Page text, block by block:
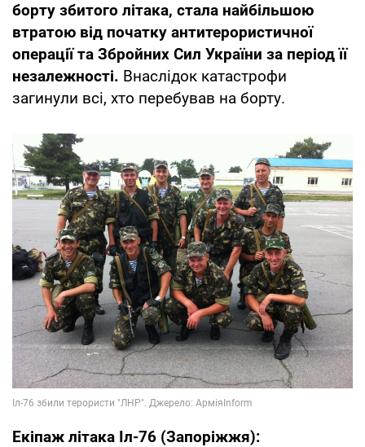
борту збитого літака, стала найбільшою
втратою від початку антитерористичної
операції та Збройних Сил України за період її
незалежності. Внаслідок катастрофи
загинули всі, хто перебував на борту.
Екіпаж літака Іл-76 (Запоріжжя):